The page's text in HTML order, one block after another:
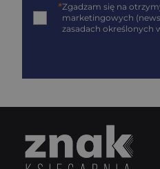
*Zgadzam się na
marketingowych
zasadach określonych